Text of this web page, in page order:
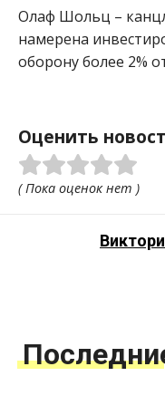
Олаф Шольц –
намерена
оборону более 2%
Оценить
( Пока оценок нет )